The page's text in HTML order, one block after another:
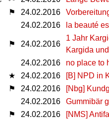
⚑ 24.02.2016
24.02.2016 la beauté
⚑ 24.02.2016
1 Jahr
Kargida
24.02.2016
no place to
★ 24.02.2016
[B] NPD in
⚑ 24.02.2016
[Nbg]
24.02.2016
Gummibär
⚑ 24.02.2016
[NMS]